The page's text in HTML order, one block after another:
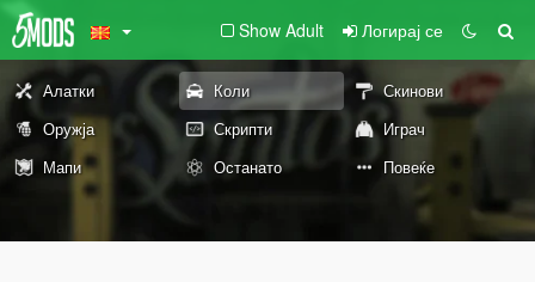
Show Adult Логирај се
Алатки Коли
Скинови
Оружја
Скрипти
Играч
Мапи
Останато Повеќе